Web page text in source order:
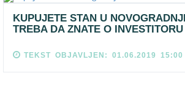
KUPUJETE STAN U
TREBA DA ZNATE O INVESTITORU
TEKST OBJAVLJEN: 01.06.2019 15:00